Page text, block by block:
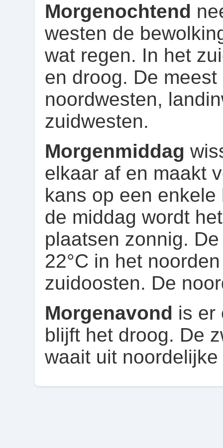
Morgenochtend
westen de
wat regen. In het
en droog. De
noordwesten,
zuidwesten.
Morgenmiddag
elkaar af en maakt
kans op een
de middag wordt
plaatsen zonnig.
22°C in het
zuidoosten. De
Morgenavond is er
blijft het droog. De
waait uit